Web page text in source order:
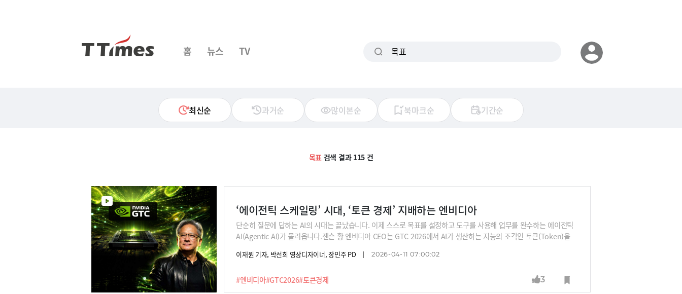
홈 뉴스 TV
최신순 과거순 많이본순 북마크순 기간순
목표 검색 결과 115 건
‘에이전틱 스케일링’ 시대, ‘토큰 경제’ 지배하는 엔비디아
#엔비디아#GTC2026#토큰경제
단순히 질문에 답하는 AI의 시대는 끝났습니다. 이제 스스로 목표를 설정하고 도구를 사용해 업무를 완수하는 에이전틱
AI(Agentic AI)가 몰려옵니다.젠슨 황 엔비디아 CEO는 GTC 2026에서 AI가 생산하는 지능의 조각인 토큰(Token)을
니다.엔비디아는 이 거대한 흐름을 주도하기 위해 차세대 슈퍼칩 ‘베라 루빈(Vera Rubin)’과 추론 속도를 극대화하는 그
개의 토큰을 찍어내는 ‘AI 팩토리’로 데이터센터의 패러다임을 완전히 바꾼다는 전략입니다. 하드웨어를 넘어 에이전트
이재원 기자, 박선희 영상디자이너, 장민주 PD 2026-04-11 07:00:02
3